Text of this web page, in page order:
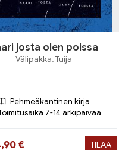
josta olen poissa
Välipakka, Tuija
Pehmeäkantinen kirja
7-14 arkipäivää
nyt
€ TILAA